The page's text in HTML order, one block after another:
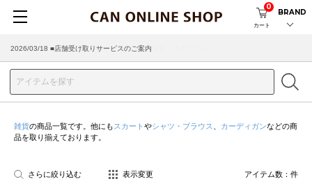
カート
0
BRAND
2026/03/18 ■店舗受け取りサービスのご案内
雑貨の商品一覧です。他にも スカート やシャツ・ブラウス カーディガンなどの商
品を取り揃えております。
さらに絞り込む 表示変更 アイテム数： 件